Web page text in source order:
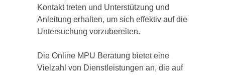
Kontakt treten und Unterstützung und
Anleitung erhalten, um sich effektiv auf die
Untersuchung vorzubereiten.
Die Online MPU Beratung bietet eine
Vielzahl von Dienstleistungen an, die auf